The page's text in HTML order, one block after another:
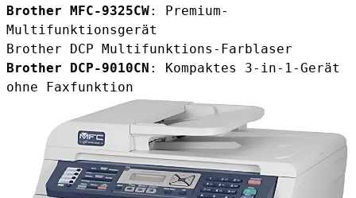
Brother MFC-9325CW: Premium-
Multifunktionsgerät
Brother DCP Multifunktions-Farblaser
Brother DCP-9010CN : Kompaktes 3-in-1-Gerät
ohne Faxfunktion